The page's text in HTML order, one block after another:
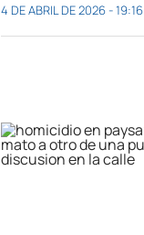
4 DE ABRIL DE 2026 - 19:16